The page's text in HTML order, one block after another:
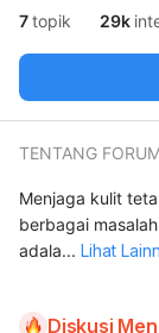
7topik 29k
Diskusi
TENTANG
Menjaga kulit
berbagai
adala... Lihat